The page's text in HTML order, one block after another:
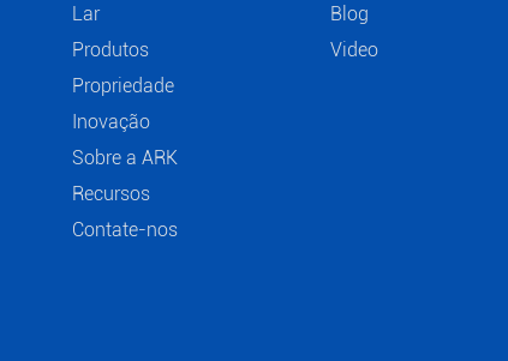
Lar
Produtos
Propriedade
Inovação
Sobre a ARK
Recursos
Contate-nos
Blog
Video